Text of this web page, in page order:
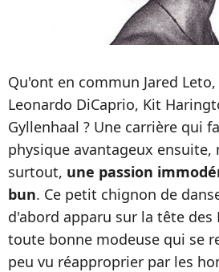
Qu'ont en commun Jared
Leonardo DiCaprio, Kit
Gyllenhaal ? Une carrière qui
physique avantageux ensuite,
surtout, une passion
bun. Ce petit chignon de
d'abord apparu sur la tête des
toute bonne modeuse qui se
peu vu réapproprier par les